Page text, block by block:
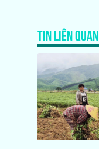
TIN LIÊN QUAN